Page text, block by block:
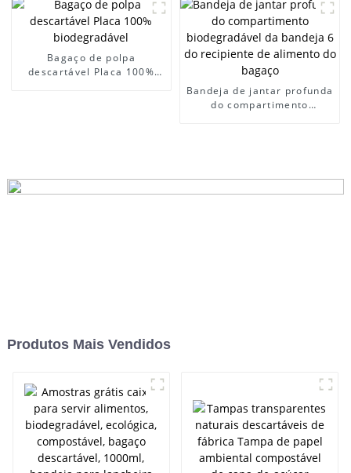
vendedor superior que
servem caixas de papel do
almoço
Bagaço de polpa
descartável Placa 100%
Bandeja de jantar profunda
do compartimento
Produtos Mais Vendidos